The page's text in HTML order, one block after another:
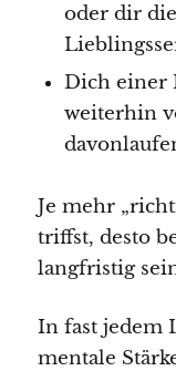
oder dir
Dich einer
weiterhin
Je mehr
triffst, desto
langfristig
In fast jedem
mentale